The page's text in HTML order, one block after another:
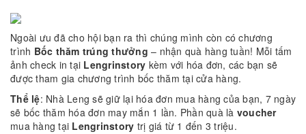
Ngoài ưu đã cho hội bạn ra thì chúng mình còn có chương
trình Bốc thăm trúng thưởng – nhận quà hàng tuần! Mỗi tấm
ảnh check in tại Lengrinstory kèm với hóa đơn, các bạn sẽ
được tham gia chương trình bốc thăm tại cửa hàng.
Thể lệ: Nhà Leng sẽ giữ lại hóa đơn mua hàng của bạn, 7 ngày
sẽ bốc thăm hóa đơn may mắn 1 lần. Phần quà là voucher
mua hàng tại Lengrinstory trị giá từ 1 đến 3 triệu.